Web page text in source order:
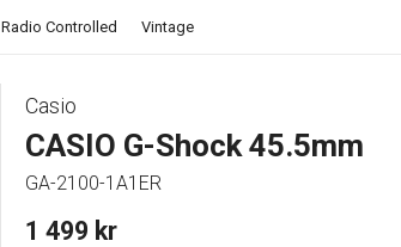
Radio Controlled Vintage
Casio
CASIO G-Shock 45.5mm
GA-2100-1A1ER
1 499 kr